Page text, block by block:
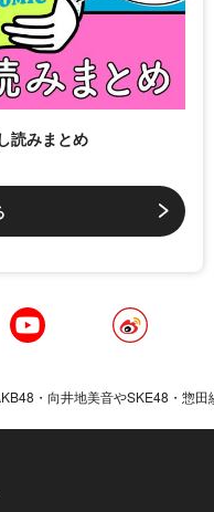
読みまとめ
・向井地美音やSKE48・惣田紗莉渚が「ザ・タイム